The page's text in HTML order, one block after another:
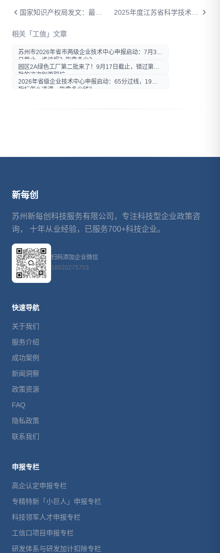
在微信内打开后分享给好友或
相关「工信」文章
苏州市2026年省市两级企业技术中心申报启动：7月30
日截止，谁该报？能拿多少？
园区2A绿色工厂第二批来了！9月17日截止，错过第一
批的这次别再踩坑
2026年省级企业技术中心申报启动：65分过线，19项
指标怎么凑满、能拿多少钱？
新每创
苏州新每创科技服务有限公司，专注科技型企业政策咨
询， 十年从业经验，已服务700+科技企业。
扫码添加企业微信
18020275753
快速导航
关于我们
服务介绍
成功案例
新闻洞察
政策资源
FAQ
隐私政策
联系我们
申报专栏
高企认定申报专栏
专精特新「小巨人」申报专栏
科技领军人才申报专栏
工信口项目申报专栏
研发体系与研发加计扣除专栏